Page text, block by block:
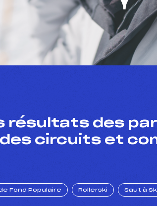
résultats des
des circuits et
Fond Populaire Rollerski Saut à